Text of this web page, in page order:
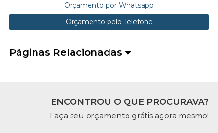
Orçamento por Whatsapp
Orçamento pelo Telefone
Páginas Relacionadas
ENCONTROU O QUE PROCURAVA?
Faça seu orçamento grátis agora mesmo!